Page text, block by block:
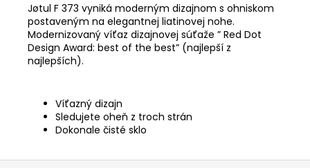
Jøtul F 373 vyniká moderným dizajnom s ohniskom
postaveným na elegantnej liatinovej nohe.
Modernizovaný víťaz dizajnovej súťaže ” Red Dot
Design Award: best of the best” (najlepší z
najlepších).
Víťazný dizajn
Sledujete oheň z troch strán
Dokonale čisté sklo